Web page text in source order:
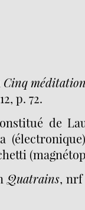
Cinq
p. 72.
de
Quatrains, nrf